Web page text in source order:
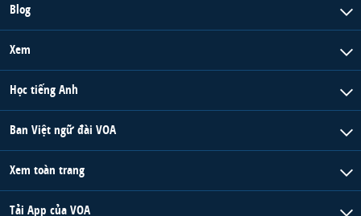
Blog
Xem
Học tiếng Anh
Ban Việt ngữ đài VOA
Xem toàn trang
Tải App của VOA